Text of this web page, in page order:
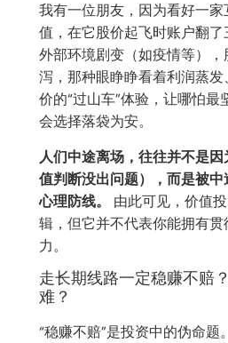
我有一位朋友，因为看好一
值，在它股价起飞时账户翻
外部环境剧变（如疫情等）
泻，那种眼睁睁看着利润蒸
价的“过山车”体验，让哪怕最
会选择落袋为安。
人们中途离场，往往并不是
值判断没出问题），而是被
心理防线。
由此可见，价值
辑，但它并不代表你能拥有
力。
走长期线路一定稳赚不赔
难？
“稳赚不赔”是投资中的伪命题